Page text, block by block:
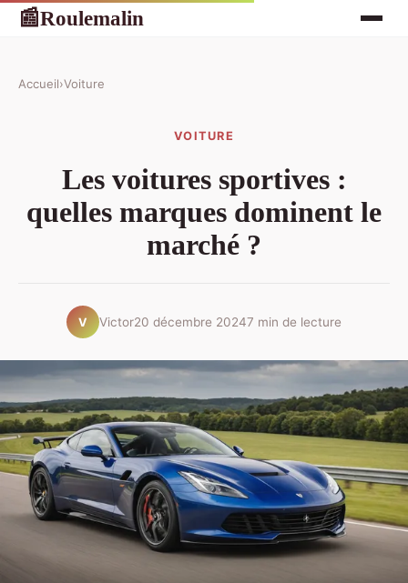
📰Roulemalin
Accueil›Voiture
VOITURE
Les voitures sportives :
quelles marques dominent le
marché ?
V Victor20 décembre 20247 min de lecture